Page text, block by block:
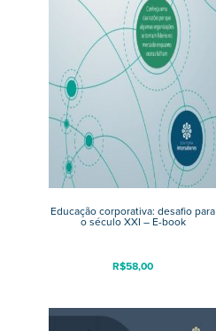
Educação corporativa: desafio para
o século XXI – E-book
R$58,00